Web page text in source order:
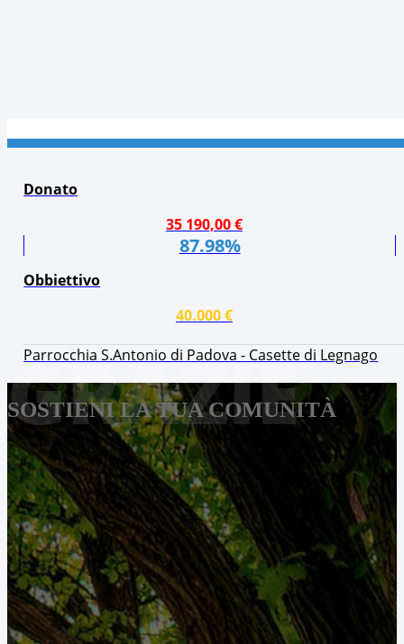
Donato
35 190,00 €
87.98%
Obbiettivo
40.000 €
Parrocchia S.Antonio di Padova - Casette di Legnago
GRAZIE
SOSTIENI LA TUA COMUNITÀ